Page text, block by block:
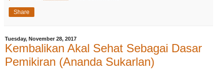
Share
Tuesday, November 28, 2017
Kembalikan Akal Sehat Sebagai Dasar
Pemikiran (Ananda Sukarlan)